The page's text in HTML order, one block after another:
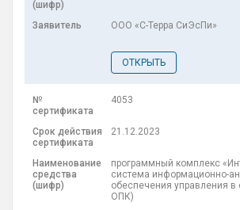
ООО «С-Терра СиЭсПи»
ОТКРЫТЬ
4053
21.12.2023
программный комплекс
система информационно-
обеспечения управления
ОПК)